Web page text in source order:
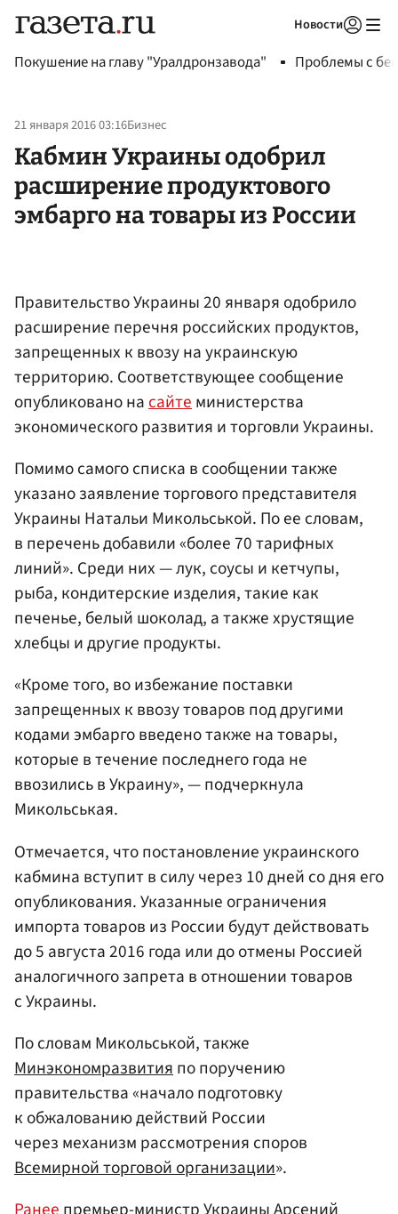
Новости
Покушение на главу "Уралдронзавода" Проблемы с
21 января 2016 03:16Бизнес
Кабмин Украины одобрил
расширение продуктового
эмбарго на товары из России
Правительство Украины 20 января одобрило
расширение перечня российских продуктов,
запрещенных к ввозу на украинскую
территорию. Соответствующее сообщение
опубликовано насайтеминистерства
экономического развития и торговли Украины.
Помимо самого списка в сообщении также
указано заявление торгового представителя
Украины Натальи Микольськой. По ее словам,
в перечень добавили «более 70 тарифных
линий». Среди них — лук, соусы и кетчупы,
рыба, кондитерские изделия, такие как
печенье, белый шоколад, а также хрустящие
хлебцы и другие продукты.
«Кроме того, во избежание поставки
запрещенных к ввозу товаров под другими
кодами эмбарго введено также на товары,
которые в течение последнего года не
ввозились в Украину», — подчеркнула
Микольськая.
Отмечается, что постановление украинского
кабмина вступит в силу через 10 дней со дня его
опубликования. Указанные ограничения
импорта товаров из России будут действовать
до 5 августа 2016 года или до отмены Россией
аналогичного запрета в отношении товаров
с Украины.
По словам Микольськой, также
Минэкономразвитияпо поручению
правительства «начало подготовку
к обжалованию действий России
через механизм рассмотрения споров
Всемирной торговой организации».